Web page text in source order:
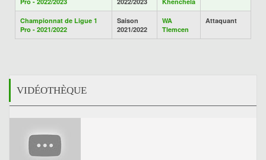
Championnat de Ligue 1
Pro - 2021/2022
Saison
2021/2022
WA
Tlemcen
Attaquant
VIDÉOTHÈQUE